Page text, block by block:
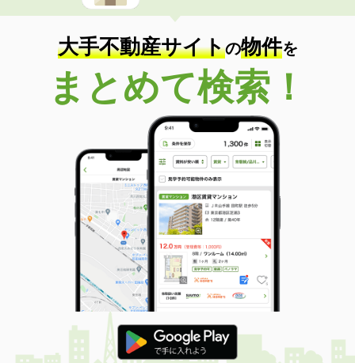
大手不動産サイトの物件を
まとめて検索！